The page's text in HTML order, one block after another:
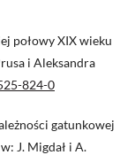
połowy XIX wieku
i Aleksandra
824-0
gatunkowej
J. Migdał i A.